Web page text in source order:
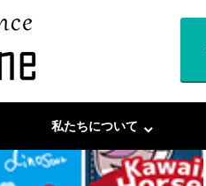
私たちについて